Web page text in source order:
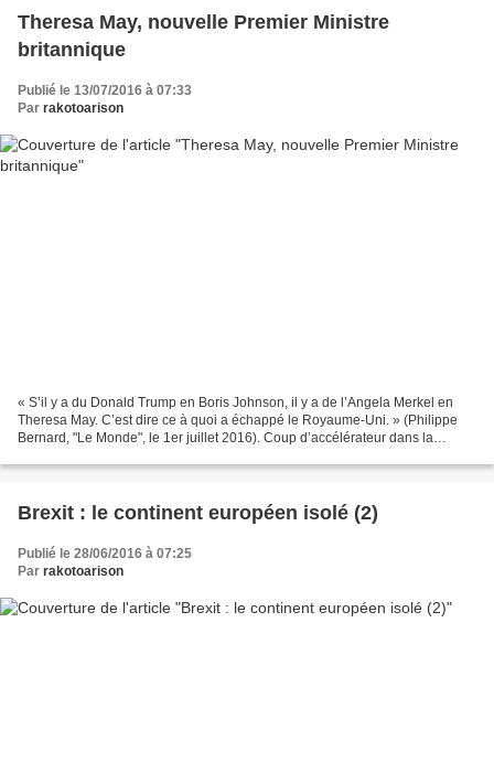
Theresa May, nouvelle Premier Ministre
britannique
Publié le 13/07/2016 à 07:33
Par rakotoarison
« S’il y a du Donald Trump en Boris Johnson, il y a de l’Angela Merkel en
Theresa May. C’est dire ce à quoi a échappé le Royaume-Uni. » (Philippe
Bernard, "Le Monde", le 1er juillet 2016). Coup d’accélérateur dans la
Brexit : le continent européen isolé (2)
Publié le 28/06/2016 à 07:25
Par rakotoarison